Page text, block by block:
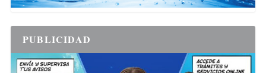
PUBLICIDAD